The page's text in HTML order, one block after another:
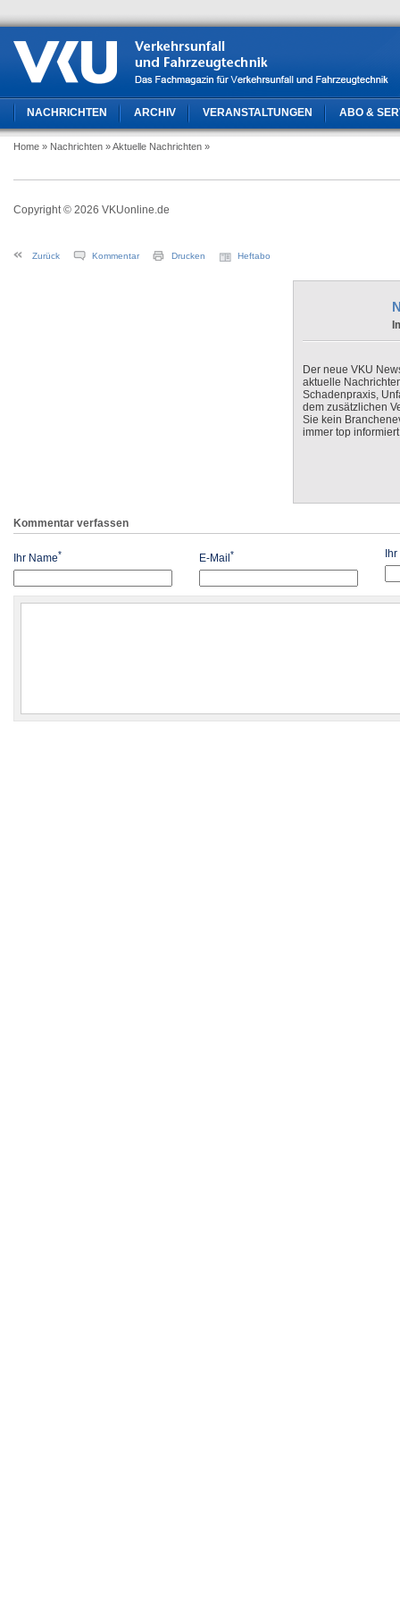
NACHRICHTEN ARCHIV VERANSTALTUNGEN ABO &
Home » Nachrichten » Aktuelle Nachrichten »
Copyright © 2026 VKUonline.de
Zurück Kommentar Drucken Heftabo
Der neue VKU
aktuelle
Schadenpraxis,
dem zusätzlichen
Sie kein
immer top
Kommentar verfassen
Ihr Name* E-Mail *